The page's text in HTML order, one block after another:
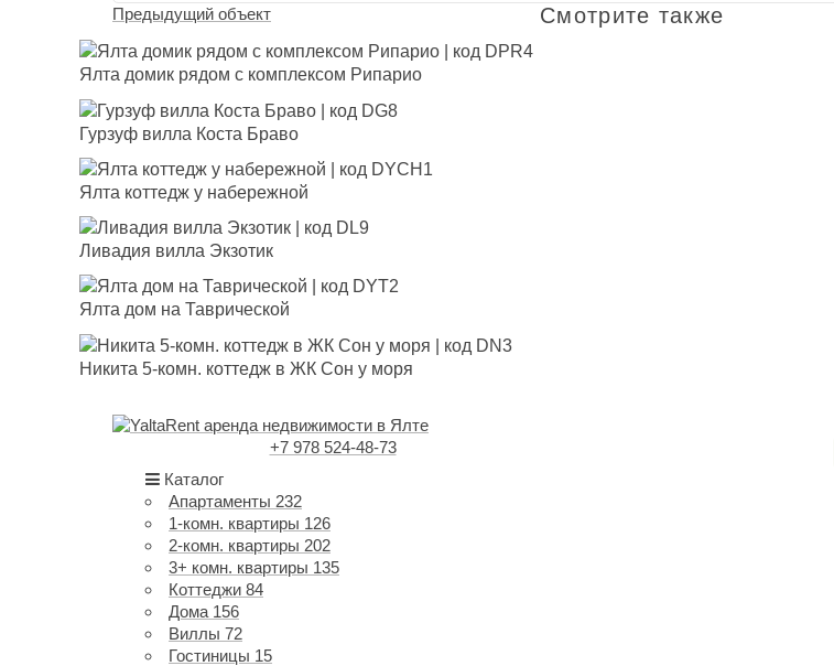
Предыдущий объект Смотрите также
Ялта домик рядом с комплексом Рипарио
Гурзуф вилла Коста Браво
Ялта коттедж у набережной
Ливадия вилла Экзотик
Ялта дом на Таврической
Никита 5-комн. коттедж в ЖК Сон у моря
+7 978 524-48-73
Каталог
Апартаменты 232
1-комн. квартиры 126
2-комн. квартиры 202
3+ комн. квартиры 135
Коттеджи 84
Дома 156
Виллы 72
Гостиницы 15